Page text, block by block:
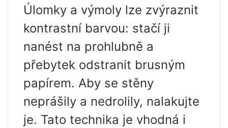
Úlomky a výmoly lze zvýraznit
kontrastní barvou: stačí ji
nanést na prohlubně a
přebytek odstranit brusným
papírem. Aby se stěny
neprášily a nedrolily, nalakujte
je. Tato technika je vhodná i